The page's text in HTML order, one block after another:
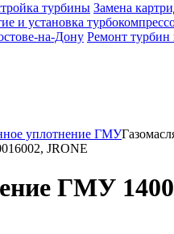
турбины Замена
и установка
на-Дону Ремонт турбин
уплотнение ГМУ
JRONE
ГМУ